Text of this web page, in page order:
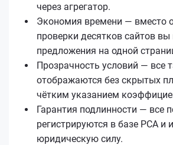
через агрегатор.
Экономия времени — вместо
проверки десятков сайтов вы
предложения на одной
Прозрачность условий — все
отображаются без скрытых
чётким указанием
Гарантия подлинности — все
регистрируются в базе РСА
юридическую силу.